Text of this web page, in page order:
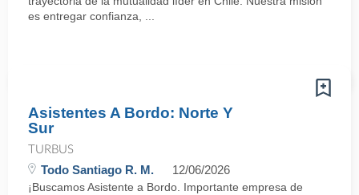
es entregar confianza, ...
Asistentes A Bordo: Norte Y
Sur
TURBUS
Todo Santiago R. M. 12/06/2026
¡Buscamos Asistente a Bordo. Importante empresa de